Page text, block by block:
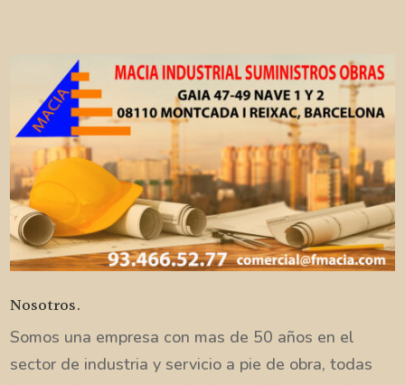
Nosotros.
Somos una empresa con mas de 50 años en el
sector de industria y servicio a pie de obra, todas